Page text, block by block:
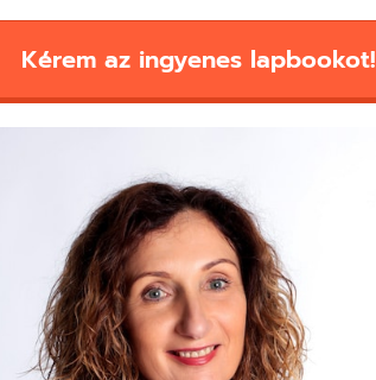
Kérem az ingyenes lapbookot!